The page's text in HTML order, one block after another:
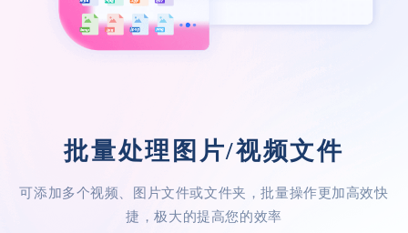
批量处理图片/视频文件
可添加多个视频、图片文件或文件夹，批量操作更加高效快
捷，极大的提高您的效率
鱼仙E
去除水印不留痕迹